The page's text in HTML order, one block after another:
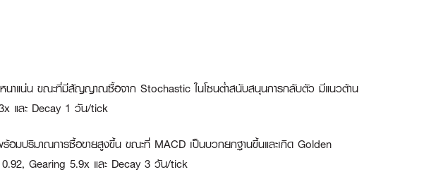
นาแน่น ขณะที่มีสัญญาณซื้อจาก Stochastic ในโซนต่ำสนับสนุนการกลับตัว มีแนวต้าน
และ Decay 1 วัน/tick
มปริมาณการซื้อขายสูงขึ้น ขณะที่ MACD เป็นบวกยกฐานขึ้นและเกิด Golden
Gearing 5.9x และ Decay 3 วัน/tick